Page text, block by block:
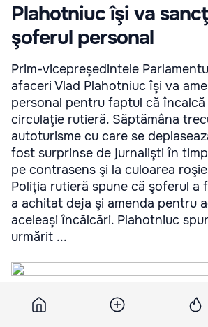
Plahotniuc îşi va
şoferul personal
Prim-vicepreşedintele
afaceri Vlad Plahotniuc îşi va
personal pentru faptul că încalcă
circulaţie rutieră. Săptămâna
autoturisme cu care se
fost surprinse de jurnalişti în
pe contrasens şi la culoarea
Poliţia rutieră spune că şoferul a
a achitat deja şi amenda pentru
aceleaşi încălcări. Plahotniuc
urmărit ...